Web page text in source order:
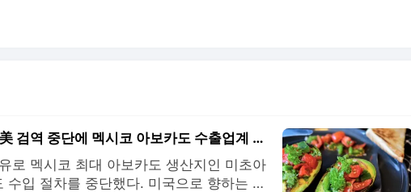
"수출 90%가 미국행인데"…美 검역 중단에 멕시코 아보카도 수출업계 '비상'
로 멕시코 최대 아보카도 생산지인 미초아
수입 절차를 중단했다. 미국으로 향하는 아